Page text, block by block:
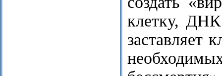
клетку, ДНК
заставляет